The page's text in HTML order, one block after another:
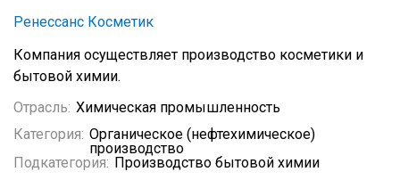
Ренессанс Косметик
Компания осуществляет производство косметики и
бытовой химии.
Отрасль: Химическая промышленность
Категория: Органическое (нефтехимическое)
производство
Подкатегория: Производство бытовой химии